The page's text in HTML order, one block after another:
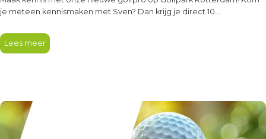
je meteen kennismaken met Sven? Dan krijg je direct 10…
Lees meer